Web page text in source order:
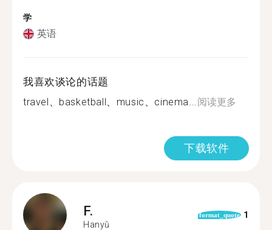
学
英语
我喜欢谈论的话题
travel、basketball、music、cinema...阅读更多
下载软件
F.
Hanyū
format_quote 1